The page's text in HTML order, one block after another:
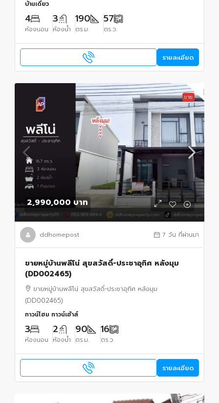
บ้านเดี่ยว
4
ห้องนอน
3
ห้องน้ำ
190
ตร.ม.
57
ตร.ว.
รายละเอียด
ขาย
2,990,000 บาท
ddhomepost 7 วัน ที่ผ่านมา
ขายหมู่บ้านพลีโน่ สุขสวัสดิ์-ประชาอุทิศ หลังมุม
(DD002465)
ขายหมู่บ้านพลีโน่ สุขสวัสดิ์-ประชาอุทิศ หลังมุม
(DD002465)
ทาวน์โฮม ทาวน์เฮ้าส์
3
ห้องนอน
2
ห้องน้ำ
90
ตร.ม.
16
ตร.ว.
รายละเอียด